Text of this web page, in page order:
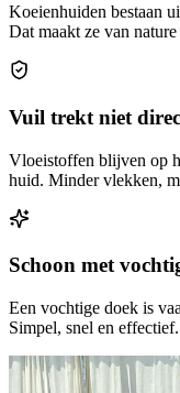
Koeienhuiden bestaan
Dat maakt ze van
Vuil trekt niet
Vloeistoffen blijven op
huid. Minder vlekken,
Schoon met
Een vochtige doek is
Simpel, snel en effectief.